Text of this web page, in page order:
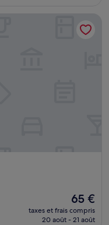
60 €
Le
nouveau
prix
65 €
taxes et frais compris
20 août - 21 août